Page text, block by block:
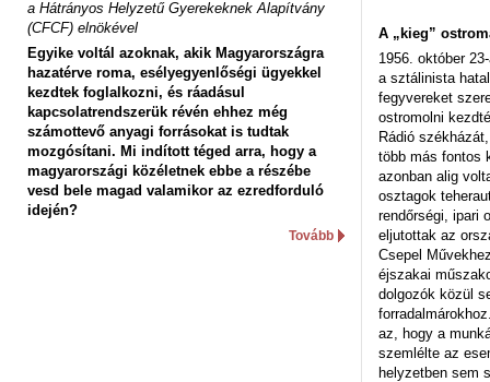
a Hátrányos Helyzetű Gyerekeknek Alapítvány
(CFCF) elnökével
Egyike voltál azoknak, akik Magyarországra
hazatérve roma, esélyegyenlőségi ügyekkel
kezdtek foglalkozni, és ráadásul
kapcsolatrendszerük révén ehhez még
számottevő anyagi forrásokat is tudtak
mozgósítani. Mi indított téged arra, hogy a
magyarországi közéletnek ebbe a részébe
vesd bele magad valamikor az ezredforduló
idején?
Tovább
A „kieg”
1956. október
a sztálinista
fegyvereket
ostromolni
Rádió
több más fontos
azonban alig
osztagok
rendőrségi, ipari
eljutottak az
Csepel
éjszakai
dolgozók közül
az, hogy a
szemlélte az
helyzetben sem